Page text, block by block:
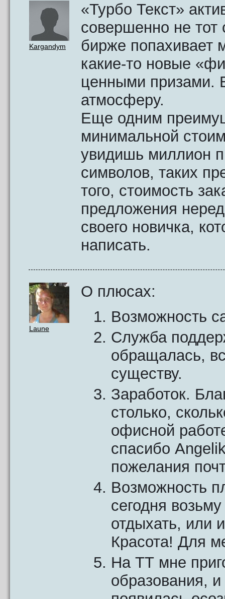
Kargandym
«Турбо Текст»
совершенно не тот
бирже попахивает
какие-то новые
ценными призами.
атмосферу.
Еще одним
минимальной
увидишь миллион
символов, таких
того, стоимость
предложения
своего новичка,
написать.
Laune
О плюсах:
Возможность
Служба
обращалась,
существу.
Заработок.
столько,
офисной
спасибо
пожелания
Возможность
сегодня
отдыхать, или
Красота! Для
На ТТ мне
образования,